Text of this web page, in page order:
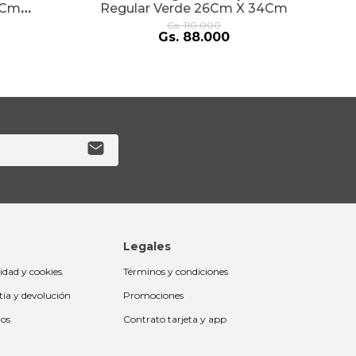
Regular Verde 26Cm X 34Cm
Gs. 110.000
Gs. 88.000
y cookies
y devolución
Legales
Términos y condiciones
Promociones
Contrato tarjeta y app